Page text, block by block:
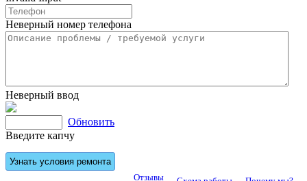
Неверный номер телефона
Неверный ввод
Обновить
Введите капчу
Отзывы